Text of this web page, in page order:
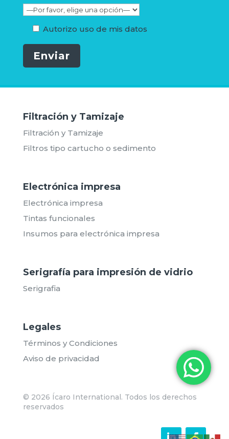
Autorizo uso de mis datos
Enviar
Filtración y Tamizaje
Filtración y Tamizaje
Filtros tipo cartucho o sedimento
Electrónica impresa
Electrónica impresa
Tintas funcionales
Insumos para electrónica impresa
Serigrafía para impresión de vidrio
Serigrafia
Legales
Términos y Condiciones
Aviso de privacidad
© 2026 Ícaro International. Todos los derechos
reservados